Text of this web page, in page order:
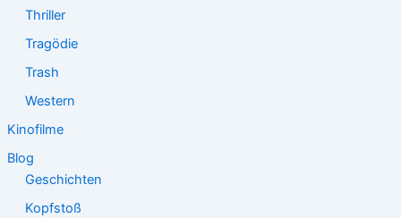
Thriller
Tragödie
Trash
Western
Kinofilme
Blog
Geschichten
Kopfstoß